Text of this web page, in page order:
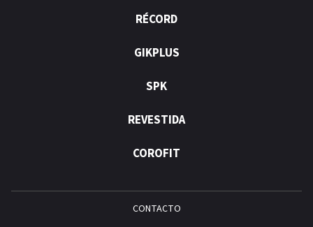
RÉCORD
GIKPLUS
SPK
REVESTIDA
COROFIT
CONTACTO